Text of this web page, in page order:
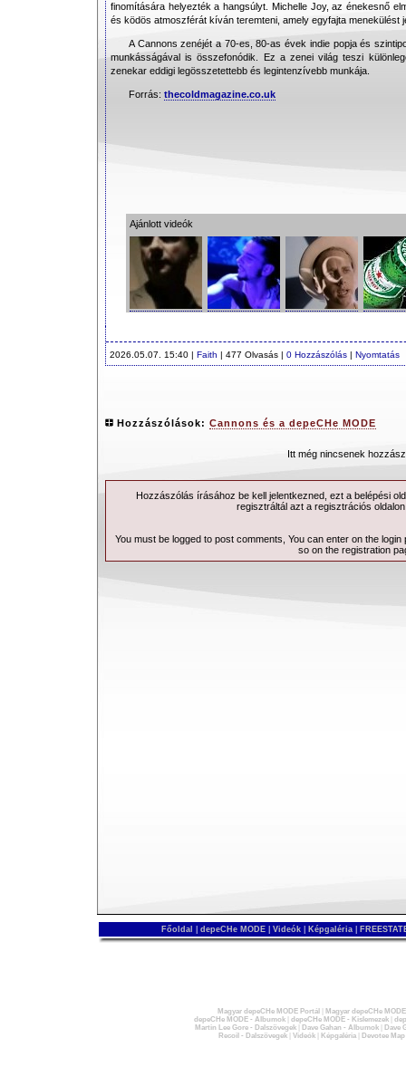
finomítására helyezték a hangsúlyt. Michelle Joy, az énekesnő
és ködös atmoszférát kíván teremteni, amely egyfajta menekülést
A Cannons zenéjét a 70-es, 80-as évek indie popja és
munkásságával is összefonódik. Ez a zenei világ teszi
zenekar eddigi legösszetettebb és legintenzívebb munkája.
Forrás: thecoldmagazine.co.uk
Ajánlott videók
2026.05.07. 15:40 | Faith | 477 Olvasás | 0 Hozzászólás | Nyomtatás
Hozzászólások: Cannons és a depeCHe MODE
Itt még nincsenek
Hozzászólás írásához be kell jelentkezned, ezt a belépési
regisztráltál azt a regisztrációs
You must be logged to post comments, You can enter on the login
so on the registration
Főoldal depeCHe MODE Videók Képgaléria
Magyar depeCHe MODE Portál
Magyar depeCHe
depeCHe MODE - Albumok| depeCHe MODE - Kislemezek|
Martin Lee Gore - Dalszövegek| Dave Gahan - Albumok|
Dave
Recoil - Dalszövegek| Videók| Képgaléria| Devotee Map